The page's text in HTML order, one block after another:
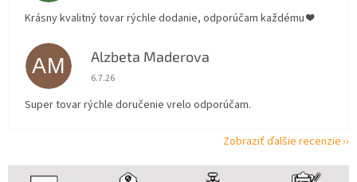
Krásny kvalitný tovar rýchle dodanie, odporúčam každému ❤️
AM Alzbeta Maderova
Hodnotenie obchodu je 5 z 5 hviezdičiek.
6.7.26
Super tovar rýchle doručenie vrelo odporúčam.
Zobraziť ďalšie recenzie